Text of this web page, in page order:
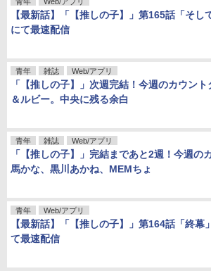
【最新話】「【推しの子】」第165話「そし
にて最速配信
青年 雑誌 Web/アプリ
「【推しの子】」次週完結！今週のカウン
＆ルビー。中央に残る余白
青年 雑誌 Web/アプリ
「【推しの子】」完結まであと2週！今週の
馬かな、黒川あかね、MEMちょ
青年 Web/アプリ
【最新話】「【推しの子】」第164話「終幕
て最速配信